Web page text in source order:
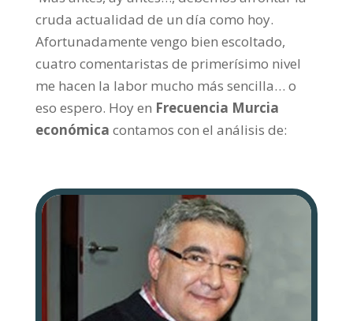
cruda actualidad de un día como hoy.
Afortunadamente vengo bien escoltado,
cuatro comentaristas de primerísimo nivel
me hacen la labor mucho más sencilla… o
eso espero. Hoy en Frecuencia Murcia
económica contamos con el análisis de: